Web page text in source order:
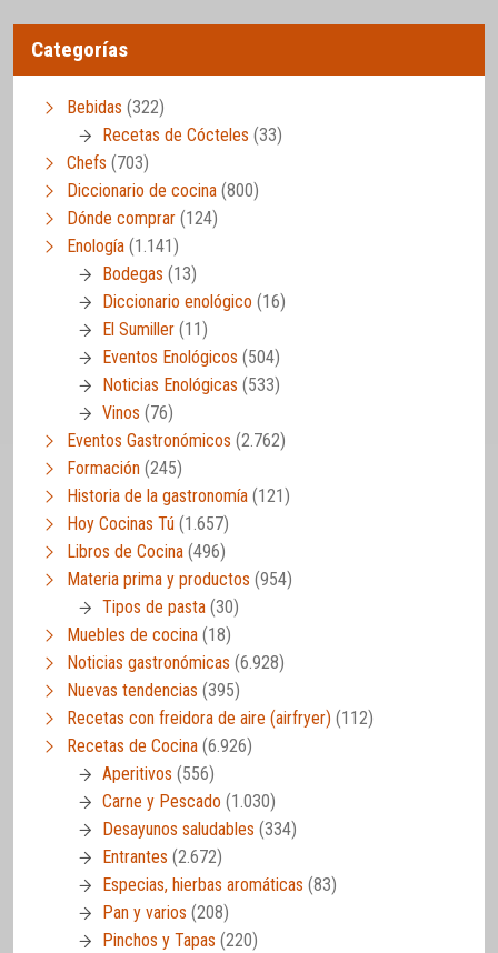
Categorías
Bebidas (322)
Recetas de Cócteles (33)
Chefs (703)
Diccionario de cocina (800)
Dónde comprar (124)
Enología (1.141)
Bodegas (13)
Diccionario enológico (16)
El Sumiller (11)
Eventos Enológicos (504)
Noticias Enológicas (533)
Vinos (76)
Eventos Gastronómicos (2.762)
Formación (245)
Historia de la gastronomía (121)
Hoy Cocinas Tú (1.657)
Libros de Cocina (496)
Materia prima y productos (954)
Tipos de pasta (30)
Muebles de cocina (18)
Noticias gastronómicas (6.928)
Nuevas tendencias (395)
Recetas con freidora de aire (airfryer) (112)
Recetas de Cocina (6.926)
Aperitivos (556)
Carne y Pescado (1.030)
Desayunos saludables (334)
Entrantes (2.672)
Especias, hierbas aromáticas (83)
Pan y varios (208)
Pinchos y Tapas (220)